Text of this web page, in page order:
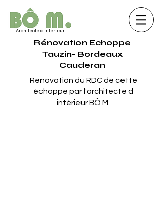
Architecte d'Intérieur
Rénovation Echoppe
Tauzin- Bordeaux
Cauderan
Rénovation du RDC de cette
échoppe par l'architecte d
intérieur BÔ M.